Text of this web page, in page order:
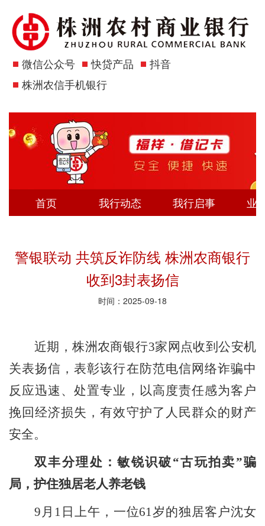
微信公众号 快贷产品
抖音
株洲农信手机银行
首页 我行动态 我行启事 业
警银联动 共筑反诈防线 株洲农商银行
收到3封表扬信
时间：2025-09-18
近期 ，株洲农商银行3家网点收到公安机
关表扬信，表彰该行在防范电信网络诈骗中
反应迅速、处置专业，以高度责任感为客户
挽回经济损失，有效守护了人民群众的财产
安全。
双丰分理处：敏锐识破“古玩拍卖”骗
局，护住独居老人养老钱
9月1日上午，一位61岁的独居客户沈女